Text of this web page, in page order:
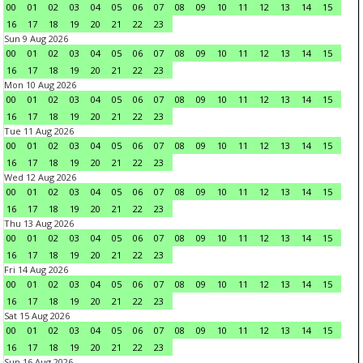
00 01 02 03 04 05 06 07 08 09 10 11 12 13 14
15
16
17 18 19 20 21 22
23
Sun 9 Aug 2026
00
01 02 03 04 05 06 07 08 09 10 11 12 13 14
15
16
17 18 19 20 21 22
23
Mon 10 Aug 2026
00
01 02 03 04 05 06 07 08 09 10 11 12 13 14
15
16
17 18 19 20 21 22
23
Tue 11 Aug 2026
00
01 02 03 04 05 06 07 08 09 10 11 12 13 14
15
16
17 18 19 20 21 22
23
Wed 12 Aug 2026
00
01 02 03 04 05 06 07 08 09 10 11 12 13 14
15
16
17 18 19 20 21 22
23
Thu 13 Aug 2026
00
01 02 03 04 05 06 07 08 09 10 11 12 13 14
15
16
17 18 19 20 21 22
23
Fri 14 Aug 2026
00
01 02 03 04 05 06 07 08 09 10 11 12 13 14
15
16
17 18 19 20 21 22
23
Sat 15 Aug 2026
00
01 02 03 04 05 06 07 08 09 10 11 12 13 14
15
16
17 18 19 20 21 22
23